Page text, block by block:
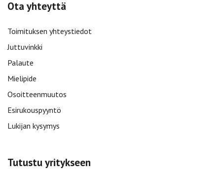
Ota yhteyttä
Toimituksen yhteystiedot
Juttuvinkki
Palaute
Mielipide
Osoitteenmuutos
Esirukouspyyntö
Lukijan kysymys
Tutustu yritykseen